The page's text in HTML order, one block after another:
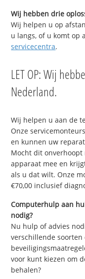
Wij hebben drie
Wij helpen u op
u langs, of u komt op
servicecentra.
LET OP: Wij
Nederland.
Wij helpen u aan de
Onze
en kunnen uw
Mocht dit
apparaat mee en
als u dat wilt. Onze
€70,00 inclusief
Computerhulp aan
nodig?
Nu hulp of advies
verschillende soorten
voor kunt kiezen om
behalen?